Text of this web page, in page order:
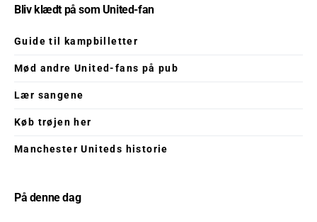
Bliv klædt på som United-fan
Guide til kampbilletter
Mød andre United-fans på pub
Lær sangene
Køb trøjen her
Manchester Uniteds historie
På denne dag